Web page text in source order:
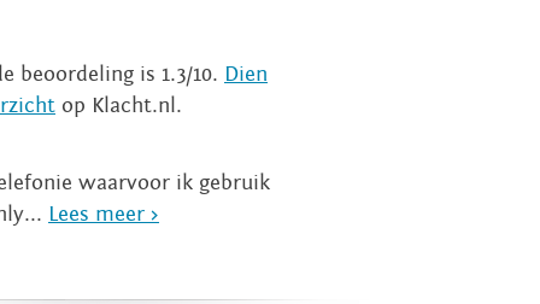
beoordeling is 1.3/10. Dien
op Klacht.nl.
waarvoor ik gebruik
Lees meer >